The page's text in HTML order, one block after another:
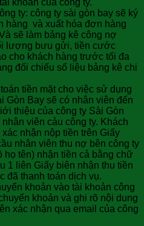
khoản của công ty.
ty: công ty sài gòn bay sẽ ký
hàng và xuất hóa đơn hàng
sẽ làm bảng kê công nợ
lượng bưu gửi, tiền cước
cho khách hàng trước tối đa
đối chiếu số liệu bảng kê chi
tiền mặt cho việc sử dụng
Gòn Bay sẽ có nhân viên đến
thiệu của công ty Sài Gòn
viên cảu công ty. Khách
nhận nộp tiền trên Giấy
nhân viên thu nợ bên công ty
họ tên) nhận tiền cả bằng chữ
1 liên Giấy biên nhận thu tiền
đã thanh toán dịch vụ.
khoản vào tài khoản công
khoản và ghi rõ nội dung
xác nhận qua email của công